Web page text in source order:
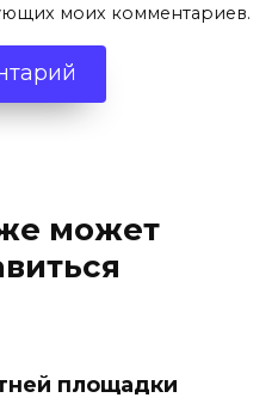
моих комментариев.
может
площадки